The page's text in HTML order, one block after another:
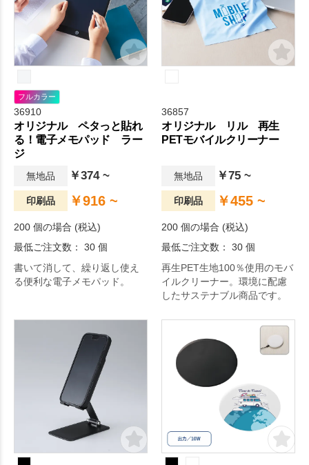
フルカラー
36910
オリジナル ペタっと貼れ
る！電子メモパッド ラー
ジ
無地品 ￥374 ~
印刷品 ￥916 ~
200 個の場合 (税込)
最低ご注文数： 30 個
書いて消して、繰り返し使え
る便利な電子メモパッド。
36857
オリジナル リル 再生
PETモバイルクリーナー
無地品 ￥75 ~
印刷品 ￥455 ~
200 個の場合 (税込)
最低ご注文数： 30 個
再生PET生地100％使用のモバ
イルクリーナー。環境に配慮
したサステナブル商品です。